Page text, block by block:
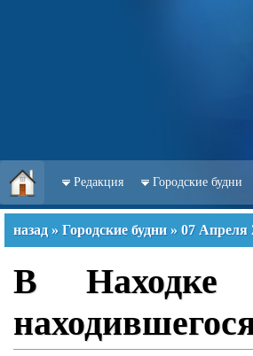
Редакция Городские будни
назад » Городские будни » 07 Апреля
В Находке